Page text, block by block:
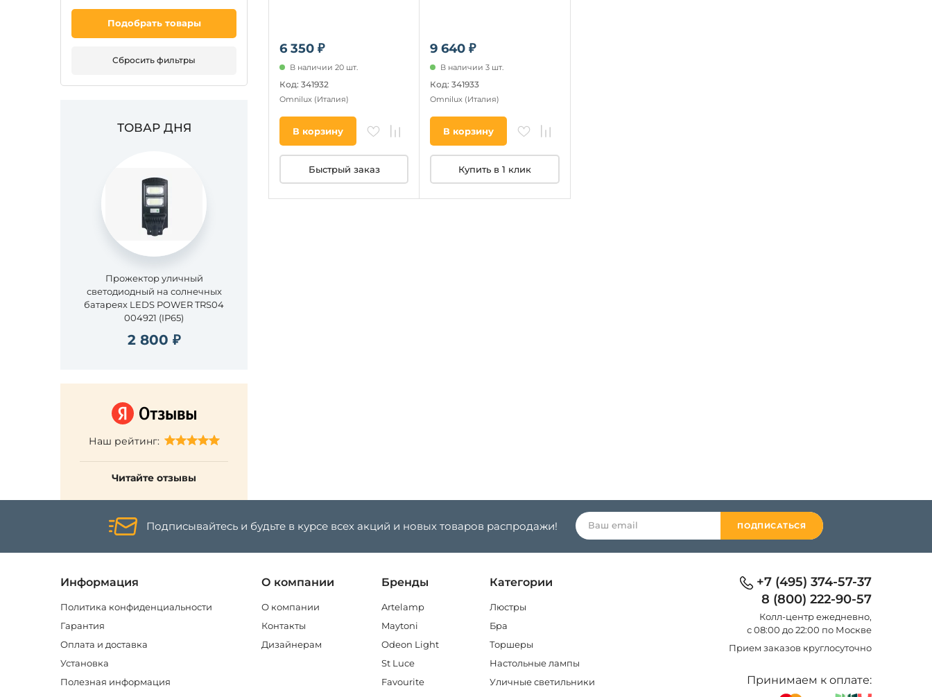
Подобрать товары
Сбросить фильтры
ТОВАР ДНЯ
Прожектор уличный
светодиодный на солнечных
батареях LEDS POWER TRS04
004921 (IP65)
2 800 ₽
Наш рейтинг:
Читайте отзывы
6 350 ₽
В наличии 20 шт.
Код: 341932
Omnilux (Италия)
В корзину
Быстрый заказ
9 640 ₽
В наличии 3 шт.
Код: 341933
Omnilux (Италия)
В корзину
Купить в 1 клик
Подписывайтесь и будьте в курсе всех акций и новых товаров распродажи! ПОДПИСАТЬСЯ
Информация
Политика конфиденциальности
Гарантия
Оплата и доставка
Установка
Полезная информация
О компании
О компании
Контакты
Дизайнерам
Бренды
Artelamp
Maytoni
Odeon Light
St Luce
Favourite
Категории
Люстры
Бра
Торшеры
Настольные лампы
Уличные светильники
+7 (495) 374-57-37
8 (800) 222-90-57
Колл-центр eжедневно,
с 08:00 до 22:00 по Москве
Прием заказов круглосуточно
Принимаем к оплате: